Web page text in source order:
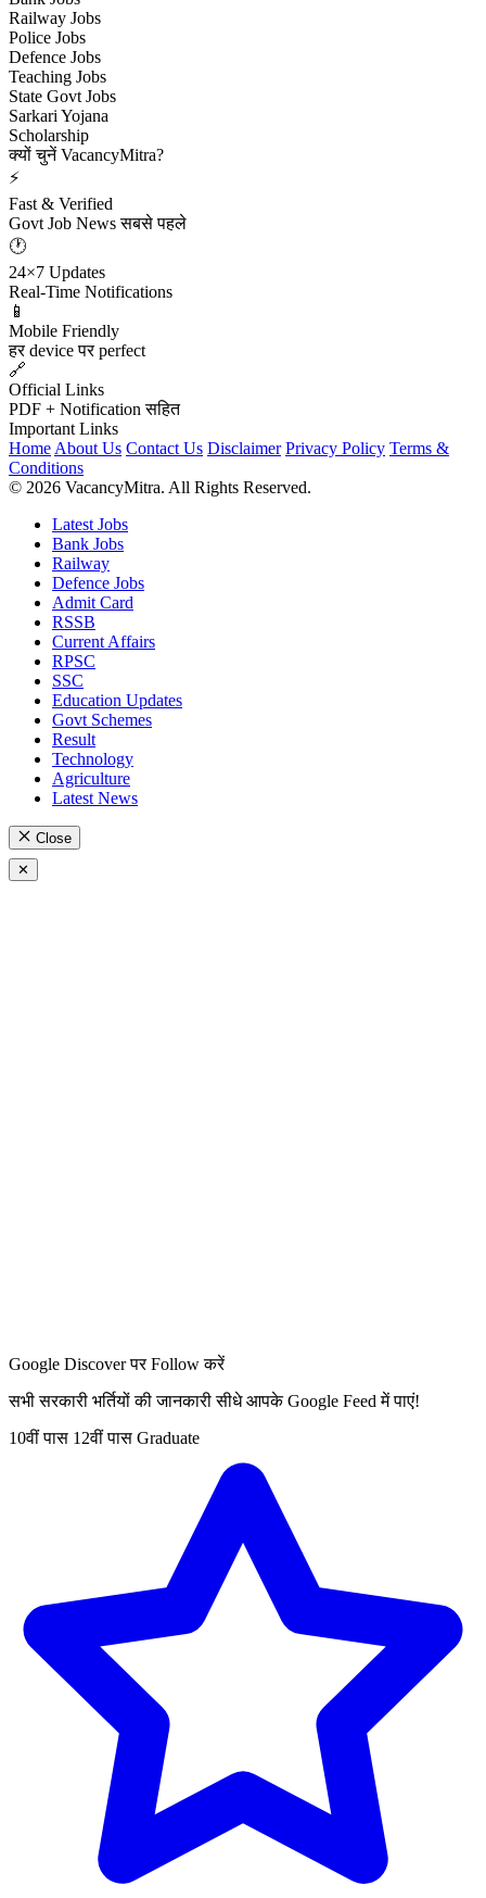
Railway Jobs
Police Jobs
Defence Jobs
Teaching Jobs
State Govt Jobs
Sarkari Yojana
Scholarship
क्यों चुनें VacancyMitra?
⚡
Fast & Verified
Govt Job News सबसे पहले
🕐
24×7 Updates
Real-Time Notifications
📱
Mobile Friendly
हर device पर perfect
🔗
Official Links
PDF + Notification सहित
Important Links
Home About Us Contact Us Disclaimer Privacy Policy Terms &
Conditions
© 2026 VacancyMitra. All Rights Reserved.
Latest Jobs
Bank Jobs
Railway
Defence Jobs
Admit Card
RSSB
Current Affairs
RPSC
SSC
Education Updates
Govt Schemes
Result
Technology
Agriculture
Latest News
Close
✕
Google Discover पर Follow करें
सभी सरकारी भर्तियों की जानकारी सीधे आपके Google Feed में पाएं!
10वीं पास 12वीं पास Graduate